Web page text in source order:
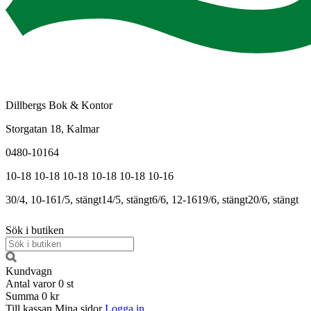
Dillbergs Bok & Kontor
Storgatan 18, Kalmar
0480-10164
10-18 10-18 10-18 10-18 10-18 10-16
30/4, 10-161/5, stängt14/5, stängt6/6, 12-1619/6, stängt20/6, stängt
Sök i butiken
Kundvagn
Antal varor 0 st
Summa 0 kr
Till kassan Mina sidor Logga in